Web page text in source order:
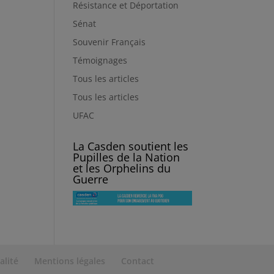
Résistance et Déportation
Sénat
Souvenir Français
Témoignages
Tous les articles
Tous les articles
UFAC
La Casden soutient les
Pupilles de la Nation
et les Orphelins du
Guerre
Mentions légales Contact